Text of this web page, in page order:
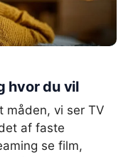
hvor du vil
måden, vi ser TV
af faste
se film,